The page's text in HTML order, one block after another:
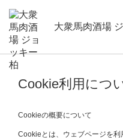
大衆馬肉酒場
Cookie利用につ
Cookieの概要について
Cookieとは、ウェブページを